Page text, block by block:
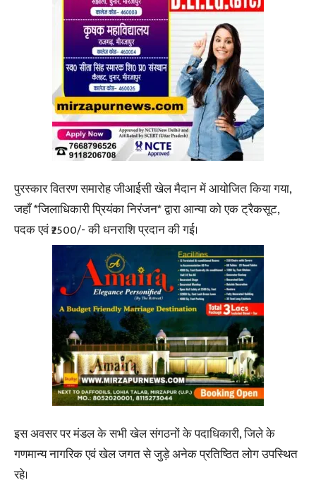
पुरस्कार वितरण समारोह जीआईसी खेल मैदान में आयोजित किया गया,
जहाँ *जिलाधिकारी प्रियंका निरंजन* द्वारा आन्या को एक ट्रैकसूट,
पदक एवं ₹2500/- की धनराशि प्रदान की गई।
इस अवसर पर मंडल के सभी खेल संगठनों के पदाधिकारी, जिले के
गणमान्य नागरिक एवं खेल जगत से जुड़े अनेक प्रतिष्ठित लोग उपस्थित
रहे।